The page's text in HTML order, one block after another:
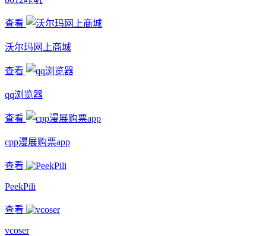
查看
沃尔玛网上商城
查看
qq浏览器
查看
cpp漫展购票app
查看
PeekPili
查看
vcoser